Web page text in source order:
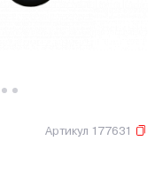
Артикул 177631